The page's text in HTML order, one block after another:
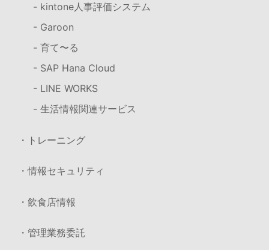
- kintone人事評価システム
- Garoon
- 育て〜る
- SAP Hana Cloud
- LINE WORKS
- 生活情報関連サービス
・トレーニング
・情報セキュリティ
・飲食店情報
・管理業務委託